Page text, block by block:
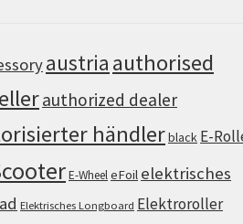
austria authorised
authorized dealer
händlerblack E-
E-WheeleFoil elektrisches
Elektrisches Longboard Elektroroller